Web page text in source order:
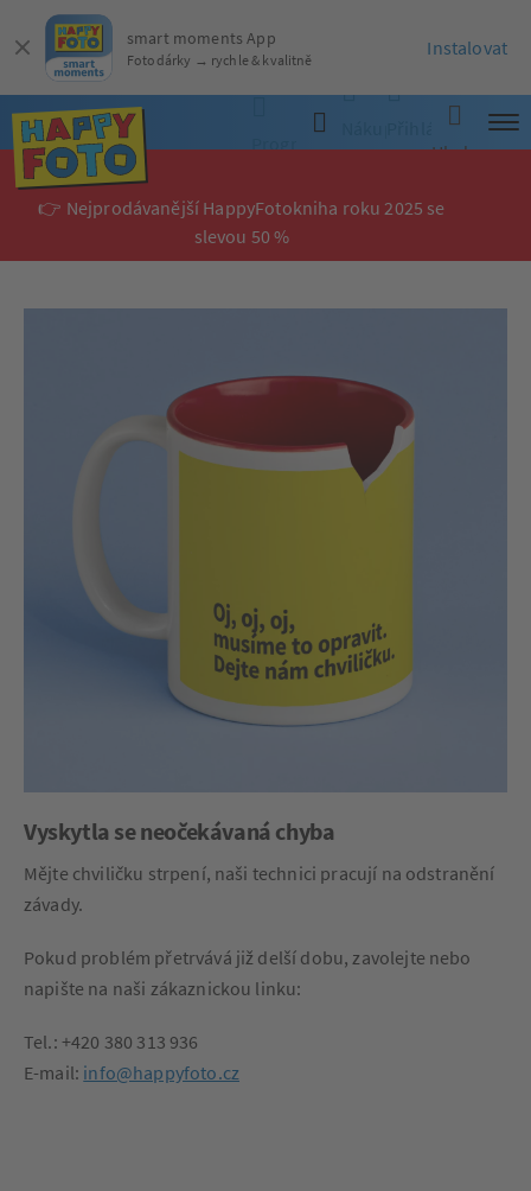
Přihlásit
Hledat
👉 Nejprodávanější HappyFotokniha roku 2025 se
slevou 50 %
Vyskytla se neočekávaná chyba
Mějte chviličku strpení, naši technici pracují na odstranění
závady.
Pokud problém přetrvává již delší dobu, zavolejte nebo
napište na naši zákaznickou linku:
Tel.: +420 380 313 936
E-mail: info@happyfoto.cz
smart moments App
Fotodárky → rychle & kvalitně
Instalovat